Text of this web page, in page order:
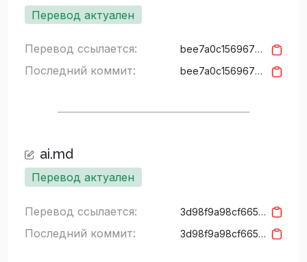
Перевод актуален
Перевод ссылается: bee7a0c1569677e5a96c03d1bc5c94ee06bd4070
Последний коммит: bee7a0c1569677e5a96c03d1bc5c94ee06bd4070
ai.md
Перевод актуален
Перевод ссылается: 3d98f9a98cf665674a36b2731b03281b95535711
Последний коммит: 3d98f9a98cf665674a36b2731b03281b95535711